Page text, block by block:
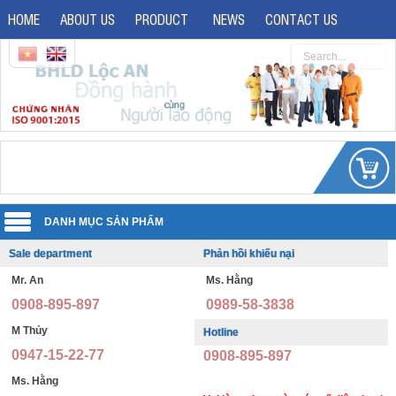
HOME ABOUT US PRODUCT NEWS CONTACT US
Uniforms
Office uniforms
Security uniforms
Safety shoes
Imported safety shoes
Sale department
Mr. An
0908-895-897
M Thủy
0947-15-22-77
Ms. Hằng
Phản hồi khiếu nại
Ms. Hằng
0989-58-3838
Hotline
0908-895-897